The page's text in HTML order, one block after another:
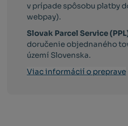
v prípade spôsobu platby
webpay).
Slovak Parcel Service
doručenie objednaného
území Slovenska.
Viac informácií o preprave